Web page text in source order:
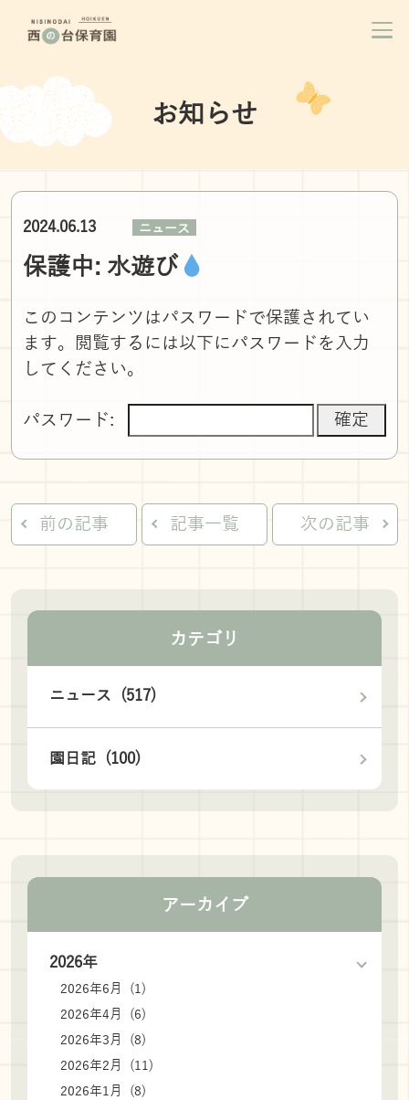
お知らせ
2024.06.13 ニュース
保護中: 水遊び
このコンテンツはパスワードで保護されてい
ます。閲覧するには以下にパスワードを入力
してください。
パスワード:
前の記事 記事一覧 次の記事
カテゴリ
ニュース (517)
園日記 (100)
アーカイブ
2026年
2026年6月 (1)
2026年4月 (6)
2026年3月 (8)
2026年2月 (11)
2026年1月 (8)